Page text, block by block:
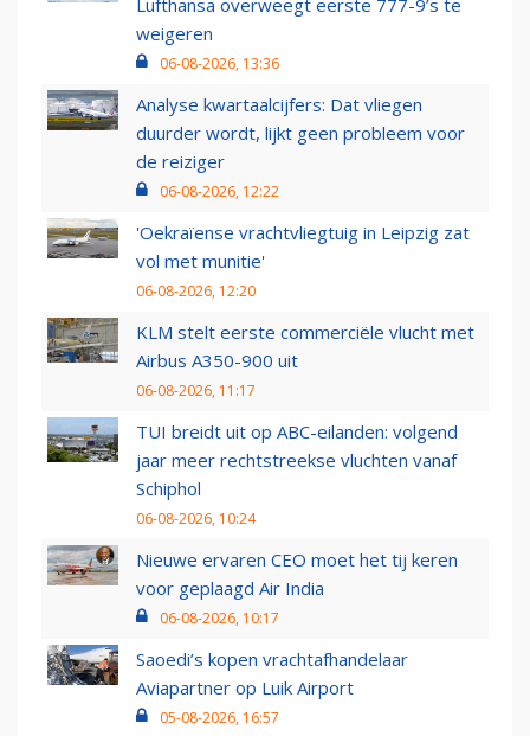
Lufthansa overweegt eerste 777-9’s te
weigeren
06-08-2026, 13:36
Analyse kwartaalcijfers: Dat vliegen
duurder wordt, lijkt geen probleem voor
de reiziger
06-08-2026, 12:22
'Oekraïense vrachtvliegtuig in Leipzig zat
vol met munitie'
06-08-2026, 12:20
KLM stelt eerste commerciële vlucht met
Airbus A350-900 uit
06-08-2026, 11:17
TUI breidt uit op ABC-eilanden: volgend
jaar meer rechtstreekse vluchten vanaf
Schiphol
06-08-2026, 10:24
Nieuwe ervaren CEO moet het tij keren
voor geplaagd Air India
06-08-2026, 10:17
Saoedi’s kopen vrachtafhandelaar
Aviapartner op Luik Airport
05-08-2026, 16:57